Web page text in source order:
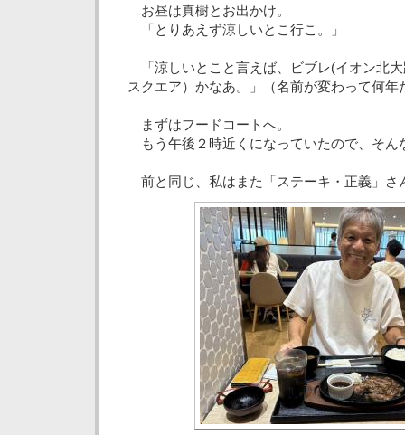
お昼は真樹とお出かけ。
「とりあえず涼しいとこ行こ。」
「涼しいとこと言えば、ビブレ(イオン北
スクエア）かなあ。」（名前が変わって何
まずはフードコートへ。
もう午後２時近くになっていたので、そん
前と同じ、私はまた「ステーキ・正義」さ